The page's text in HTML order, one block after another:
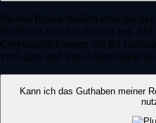
Mobile Ronin-Wallets
Portfolios von fast überall aus.
Crypto.com können Sie Ihr
verfolgen und Ihre Assets direkt
Kann ich das Guthaben meiner